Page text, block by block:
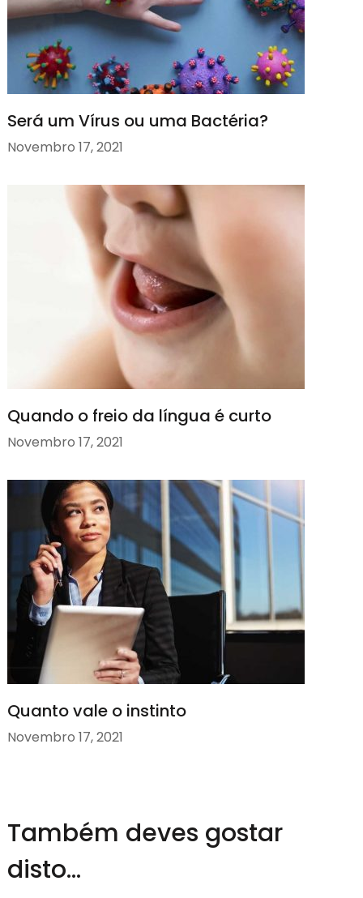
Será um Vírus ou uma Bactéria?
Novembro 17, 2021
Quando o freio da língua é curto
Novembro 17, 2021
Quanto vale o instinto
Novembro 17, 2021
Também deves gostar
disto...